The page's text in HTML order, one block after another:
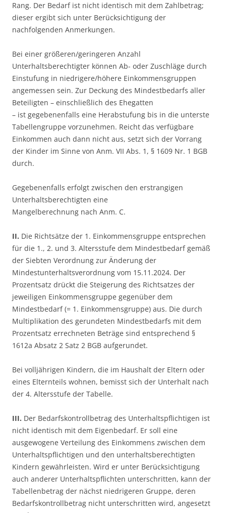
Rang. Der Bedarf ist nicht identisch mit dem Zahlbetrag;
dieser ergibt sich unter Berücksichtigung der
nachfolgenden Anmerkungen.
Bei einer größeren/geringeren Anzahl
Unterhaltsberechtigter können Ab- oder Zuschläge durch
Einstufung in niedrigere/höhere Einkommensgruppen
angemessen sein. Zur Deckung des Mindestbedarfs aller
Beteiligten – einschließlich des Ehegatten
– ist gegebenenfalls eine Herabstufung bis in die unterste
Tabellengruppe vorzunehmen. Reicht das verfügbare
Einkommen auch dann nicht aus, setzt sich der Vorrang
der Kinder im Sinne von Anm. VII Abs. 1, § 1609 Nr. 1 BGB
durch.
Gegebenenfalls erfolgt zwischen den erstrangigen
Unterhaltsberechtigten eine
Mangelberechnung nach Anm. C.
II. Die Richtsätze der 1. Einkommensgruppe entsprechen
für die 1., 2. und 3. Altersstufe dem Mindestbedarf gemäß
der Siebten Verordnung zur Änderung der
Mindestunterhaltsverordnung vom 15.11.2024. Der
Prozentsatz drückt die Steigerung des Richtsatzes der
jeweiligen Einkommensgruppe gegenüber dem
Mindestbedarf (= 1. Einkommensgruppe) aus. Die durch
Multiplikation des gerundeten Mindestbedarfs mit dem
Prozentsatz errechneten Beträge sind entsprechend §
1612a Absatz 2 Satz 2 BGB aufgerundet.
Bei volljährigen Kindern, die im Haushalt der Eltern oder
eines Elternteils wohnen, bemisst sich der Unterhalt nach
der 4. Altersstufe der Tabelle.
III. Der Bedarfskontrollbetrag des Unterhaltspflichtigen ist
nicht identisch mit dem Eigenbedarf. Er soll eine
ausgewogene Verteilung des Einkommens zwischen dem
Unterhaltspflichtigen und den unterhaltsberechtigten
Kindern gewährleisten. Wird er unter Berücksichtigung
auch anderer Unterhaltspflichten unterschritten, kann der
Tabellenbetrag der nächst niedrigeren Gruppe, deren
Bedarfskontrollbetrag nicht unterschritten wird, angesetzt